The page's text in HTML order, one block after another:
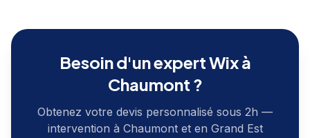
Besoin d'un expert Wix à
Chaumont ?
Obtenez votre devis personnalisé sous 2h —
intervention à Chaumontet en Grand Est